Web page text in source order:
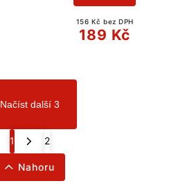
156 Kč bez DPH
189 Kč
Načíst další 3
1 2
Nahoru